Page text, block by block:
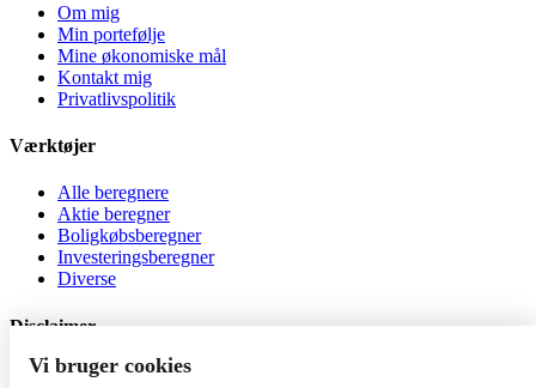
Om mig
Min portefølje
Mine økonomiske mål
Kontakt mig
Privatlivspolitik
Værktøjer
Alle beregnere
Aktie beregner
Boligkøbsberegner
Investeringsberegner
Diverse
Disclaimer
Al investering er behæftet med risiko. Jeg er ikke
Vi bruger cookies